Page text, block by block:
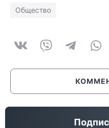
Общество